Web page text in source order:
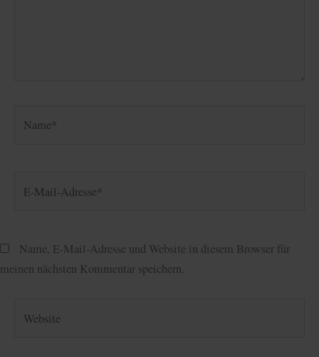
Mail-
Name, E-Mail-Adresse und Website in diesem Browser für
meinen nächsten Kommentar speichern.